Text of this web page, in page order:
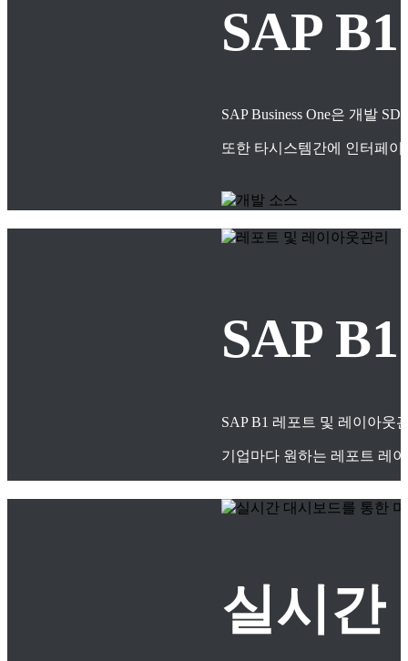
SAP
SAP Business One은 개발
또한 타시스템간에 인터페
SAP
SAP B1 레포트 및 레이아웃
기업마다 원하는 레포트 레
실시간